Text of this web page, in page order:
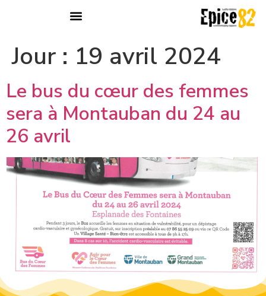
Jour : 19 avril 2024
Le bus du cœur des femmes
sera à Montauban du 24 au
26 avril